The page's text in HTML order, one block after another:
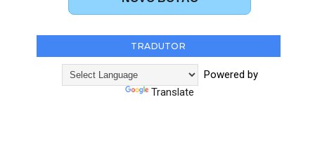
TRADUTOR
Powered by
Translate